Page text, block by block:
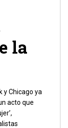
la
y Chicago ya
acto que